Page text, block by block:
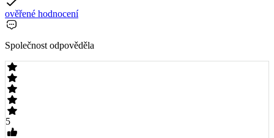
ověřené hodnocení
Společnost odpověděla
5